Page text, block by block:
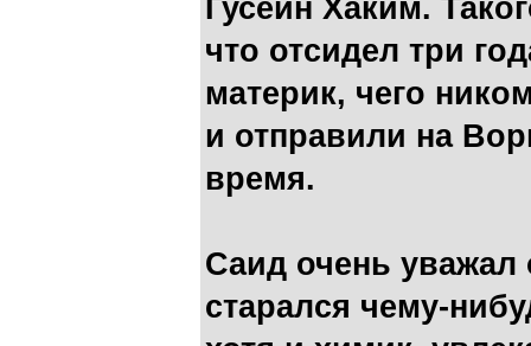
Гусейн Хаким.
что отсидел три
материк, чего
и отправили на
время.
Саид очень
старался чему-